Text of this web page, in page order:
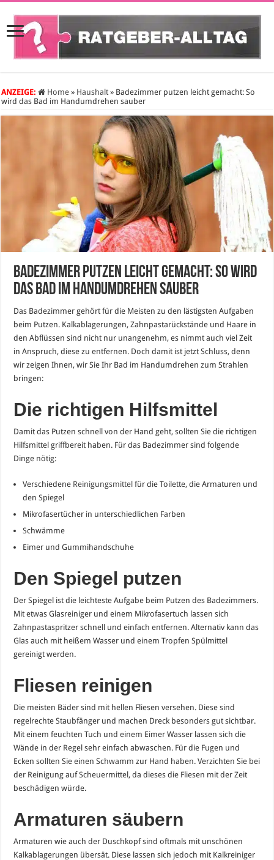
ANZEIGE: Home » Haushalt » Badezimmer putzen leicht gemacht: So
wird das Bad im Handumdrehen sauber
Badezimmer putzen leicht gemacht: So wird
das Bad im Handumdrehen sauber
Das Badezimmer gehört für die Meisten zu den lästigsten Aufgaben
beim Putzen. Kalkablagerungen, Zahnpastarückstände und Haare in
den Abflüssen sind nicht nur unangenehm, es nimmt auch viel Zeit
in Anspruch, diese zu entfernen. Doch damit ist jetzt Schluss, denn
wir zeigen Ihnen, wir Sie Ihr Bad im Handumdrehen zum Strahlen
bringen:
Die richtigen Hilfsmittel
Damit das Putzen schnell von der Hand geht, sollten Sie die richtigen
Hilfsmittel griffbereit haben. Für das Badezimmer sind folgende
Dinge nötig:
Verschiedene Reinigungsmittel für die Toilette, die Armaturen und
den Spiegel
Mikrofasertücher in unterschiedlichen Farben
Schwämme
Eimer und Gummihandschuhe
Den Spiegel putzen
Der Spiegel ist die leichteste Aufgabe beim Putzen des Badezimmers.
Mit etwas Glasreiniger und einem Mikrofasertuch lassen sich
Zahnpastaspritzer schnell und einfach entfernen. Alternativ kann das
Glas auch mit heißem Wasser und einem Tropfen Spülmittel
gereinigt werden.
Fliesen reinigen
Die meisten Bäder sind mit hellen Fliesen versehen. Diese sind
regelrechte Staubfänger und machen Dreck besonders gut sichtbar.
Mit einem feuchten Tuch und einem Eimer Wasser lassen sich die
Wände in der Regel sehr einfach abwaschen. Für die Fugen und
Ecken sollten Sie einen Schwamm zur Hand haben. Verzichten Sie bei
der Reinigung auf Scheuermittel, da dieses die Fliesen mit der Zeit
beschädigen würde.
Armaturen säubern
Armaturen wie auch der Duschkopf sind oftmals mit unschönen
Kalkablagerungen übersät. Diese lassen sich jedoch mit Kalkreiniger